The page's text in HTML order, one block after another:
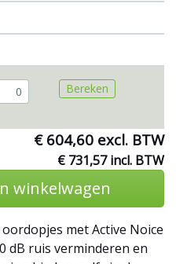
met Active Noice
dB ruis verminderen en
Bereken
€ 604,60 excl. BTW
€ 731,57 incl. BTW
winkelwagen